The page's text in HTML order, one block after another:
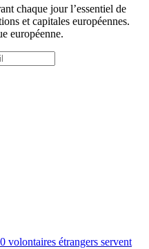
chaque jour l’essentiel de
et capitales européennes.
européenne.
volontaires étrangers servent